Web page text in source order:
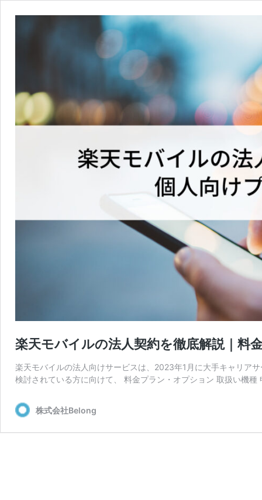
楽天モバイルの法人契約を徹底解説｜料
楽天モバイルの法人向けサービスは、2023年1月に大手キャリア
検討されている方に向けて、 料金プラン・オプション 取扱い機
株式会社Belong